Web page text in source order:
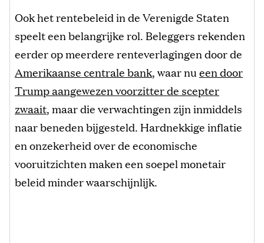
Ook het rentebeleid in de Verenigde Staten
speelt een belangrijke rol. Beleggers rekenden
eerder op meerdere renteverlagingen door de
Amerikaanse centrale bank, waar nueen door
Trump aangewezen voorzitter de scepter
zwaait, maar die verwachtingen zijn inmiddels
naar beneden bijgesteld. Hardnekkige inflatie
en onzekerheid over de economische
vooruitzichten maken een soepel monetair
beleid minder waarschijnlijk.